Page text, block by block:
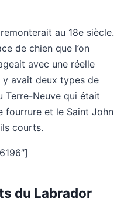
au 18e siècle.
de chien que l’on
avec une réelle
avait deux types de
Terre-Neuve qui était
fourrure et le Saint John
courts.
du Labrador